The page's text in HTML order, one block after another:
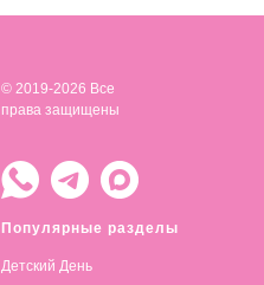
Популярные разделы
Детский День
© 2019-2026 Все
права защищены